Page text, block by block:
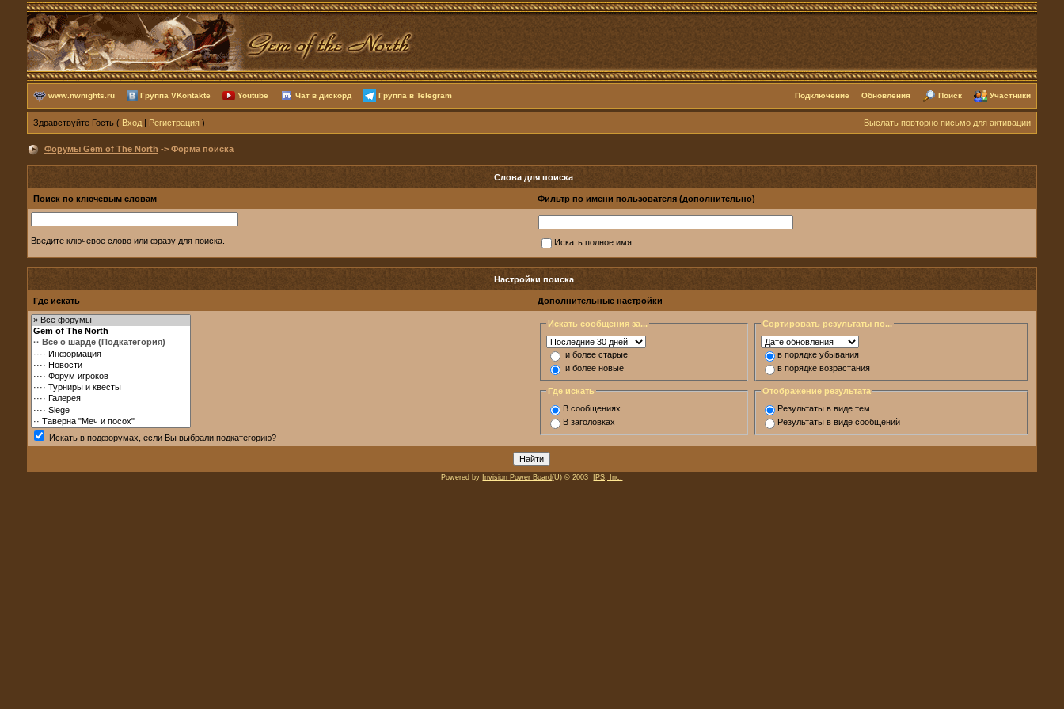
www.nwnights.ru Группа VKontakte Youtube Чат в дискорд Группа в Telegram Подключение Обновления Поиск Участники
Здравствуйте Гость ( Вход| Регистрация) Выслать повторно письмо для активации
Форумы Gem of The North -> Форма поиска
Слова для поиска
Поиск по ключевым словам Фильтр по имени пользователя (дополнительно)
Введите ключевое слово или фразу для поиска. Искать полное имя
Настройки поиска
Где искать Дополнительные настройки
Искать в подфорумах, если Вы выбрали подкатегорию?
Искать сообщения за...
и более старые
и более новые
Сортировать результаты по...
в порядке убывания
в порядке возрастания
Где искать
В сообщениях
В заголовках
Отображение результата
Результаты в виде тем
Результаты в виде сообщений
Powered by Invision Power Board(U) © 2003 IPS, Inc.